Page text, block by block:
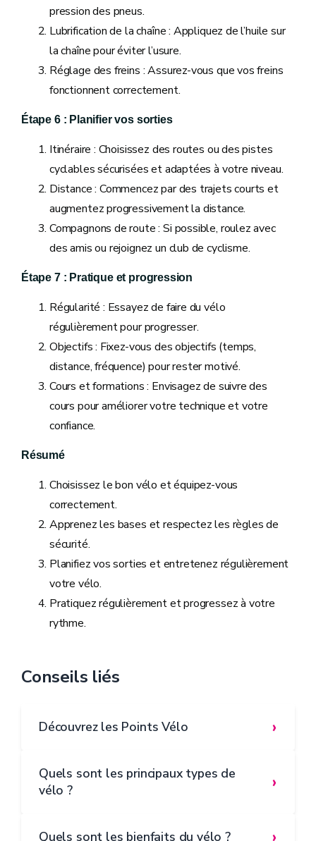
pression des pneus.
Lubrification de la chaîne : Appliquez de l’huile sur
la chaîne pour éviter l’usure.
Réglage des freins : Assurez-vous que vos freins
fonctionnent correctement.
Étape 6 : Planifier vos sorties
Itinéraire : Choisissez des routes ou des pistes
cyclables sécurisées et adaptées à votre niveau.
Distance : Commencez par des trajets courts et
augmentez progressivement la distance.
Compagnons de route : Si possible, roulez avec
des amis ou rejoignez un club de cyclisme.
Étape 7 : Pratique et progression
Régularité : Essayez de faire du vélo
régulièrement pour progresser.
Objectifs : Fixez-vous des objectifs (temps,
distance, fréquence) pour rester motivé.
Cours et formations : Envisagez de suivre des
cours pour améliorer votre technique et votre
confiance.
Résumé
Choisissez le bon vélo et équipez-vous
correctement.
Apprenez les bases et respectez les règles de
sécurité.
Planifiez vos sorties et entretenez régulièrement
votre vélo.
Pratiquez régulièrement et progressez à votre
rythme.
Conseils liés
Découvrez les Points Vélo ›
Quels sont les principaux types de
vélo ?
›
Quels sont les bienfaits du vélo ?